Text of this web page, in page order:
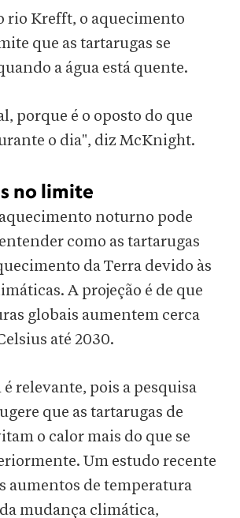
rio Krefft, o aquecimento
que as tartarugas se
a água está quente.
porque é o oposto do que
o dia", diz McKnight.
no limite
noturno pode
como as tartarugas
da Terra devido às
A projeção é de que
globais aumentem cerca
até 2030.
relevante, pois a pesquisa
que as tartarugas de
o calor mais do que se
Um estudo recente
aumentos de temperatura
mudança climática,